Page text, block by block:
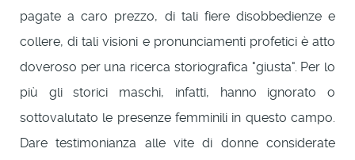
pagate a caro prezzo, di tali fiere disobbedienze e
collere, di tali visioni e pronunciamenti profetici è atto
doveroso per una ricerca storiografica "giusta". Per lo
più gli storici maschi, infatti, hanno ignorato o
sottovalutato le presenze femminili in questo campo.
Dare testimonianza alle vite di donne considerate